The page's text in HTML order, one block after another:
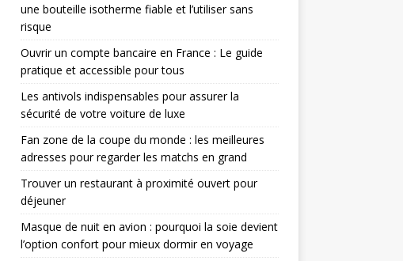
une bouteille isotherme fiable et l’utiliser sans
risque
Ouvrir un compte bancaire en France : Le guide
pratique et accessible pour tous
Les antivols indispensables pour assurer la
sécurité de votre voiture de luxe
Fan zone de la coupe du monde : les meilleures
adresses pour regarder les matchs en grand
Trouver un restaurant à proximité ouvert pour
déjeuner
Masque de nuit en avion : pourquoi la soie devient
l’option confort pour mieux dormir en voyage